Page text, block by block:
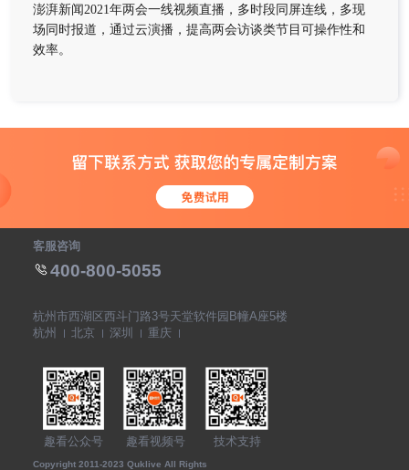
澎湃新闻2021年两会一线视频直播，多时段同屏连线，多现
场同时报道，通过云演播，提高两会访谈类节目可操作性和
效率。
客服咨询
400-800-5055
杭州 北京 深圳 重庆
杭州市西湖区西斗门路3号天堂软件园B幢A座5楼
趣看公众号 趣看视频号 技术支持
Copyright 2011-2023 Quklive All Rights